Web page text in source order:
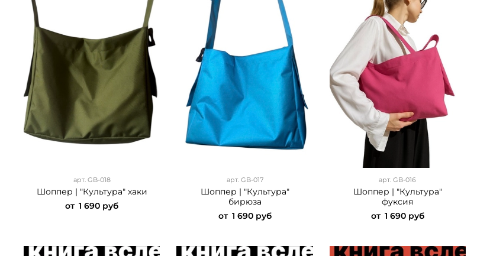
арт. GB-018
Шоппер | "Культура" хаки
от 1 690 руб
арт. GB-017
Шоппер | "Культура"
бирюза
от 1 690 руб
арт.GB-016
Шоппер | "Культура"
фуксия
от 1 690 руб